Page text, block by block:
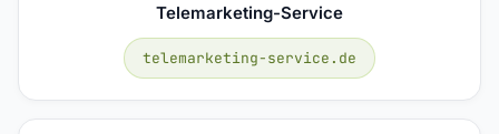
Telemarketing-Service
telemarketing-service.de